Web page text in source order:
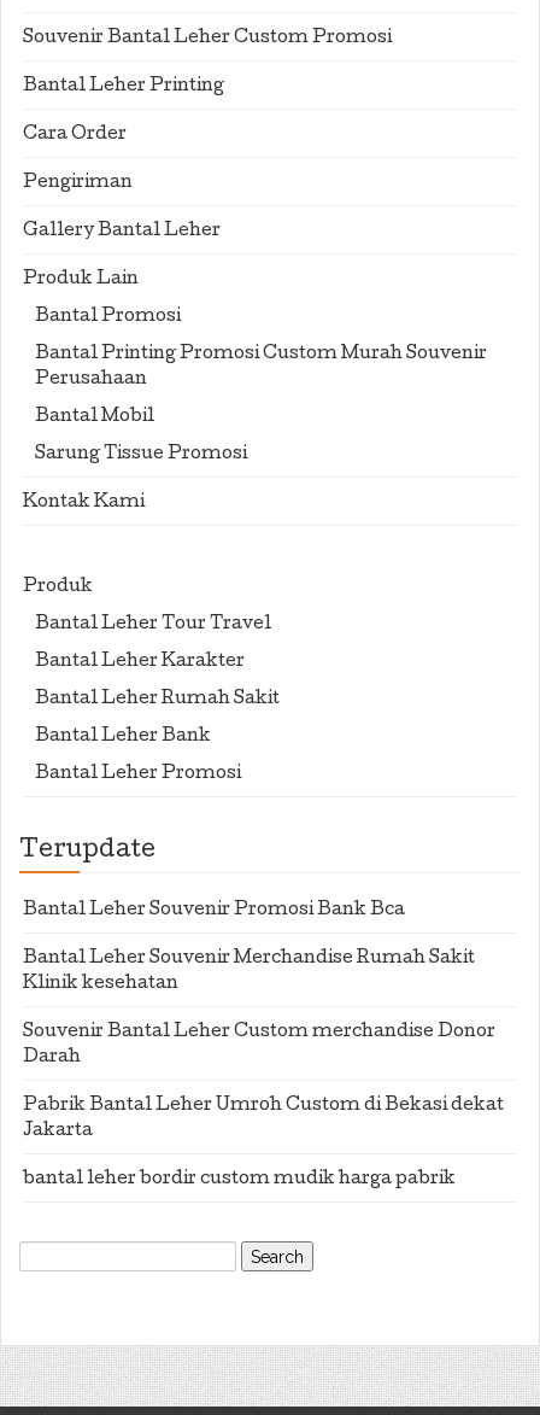
Souvenir Bantal Leher Custom Promosi
Bantal Leher Printing
Cara Order
Pengiriman
Gallery Bantal Leher
Produk Lain
Bantal Promosi
Bantal Printing Promosi Custom Murah Souvenir
Perusahaan
Bantal Mobil
Sarung Tissue Promosi
Kontak Kami
Produk
Bantal Leher Tour Travel
Bantal Leher Karakter
Bantal Leher Rumah Sakit
Bantal Leher Bank
Bantal Leher Promosi
Terupdate
Bantal Leher Souvenir Promosi Bank Bca
Bantal Leher Souvenir Merchandise Rumah Sakit
Klinik kesehatan
Souvenir Bantal Leher Custom merchandise Donor
Darah
Pabrik Bantal Leher Umroh Custom di Bekasi dekat
Jakarta
bantal leher bordir custom mudik harga pabrik
Search
for: